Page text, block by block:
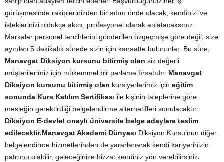
görüşmesinde rakiplerinizden bir adım önde olacak; kendinizi ve
isteklerinizi oldukça akıcı, profesyonel olarak anlatacaksınız.
Markalar personel tercihlerini gönderilen özgeçmişe göre değil, size
ayırılan 5 dakikalık sürede sizin için kanaatte bulunurlar. Bu süre;
Manavgat Diksiyon kursunu bitirmiş olan siz değerli
müşterilerimiz için mükemmel bir parlama fırsatıdır. Manavgat
Diksiyon kursunu bitirmiş olan kursiyerlerimiz için eğitim
sonunda Kurs Katılım Sertifikası ile kişinin taleplerine göre
mesleğin gerektirdiği belgelendirme alternatifleri sunulacaktır.
Diksiyon E-devlet onaylı üniversite belge adaylara teslim
edilecektir.Manavgat Akademi Dünyası Diksiyon Kursu’nun diğer
belgelendirme hizmetlerinden de yararlanarak kendi kariyerinizin
patronu olabilir, geleceğinize bizzat kendiniz yön verebilirsiniz.